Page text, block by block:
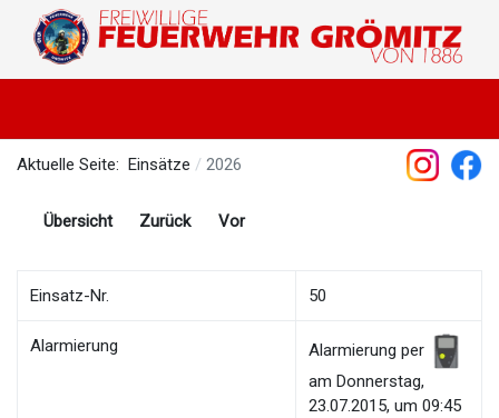
Aktuelle Seite: Einsätze 2026
Übersicht Zurück Vor
Einsatz-Nr. 50
Alarmierung
Alarmierung per
am Donnerstag,
23.07.2015, um 09:45